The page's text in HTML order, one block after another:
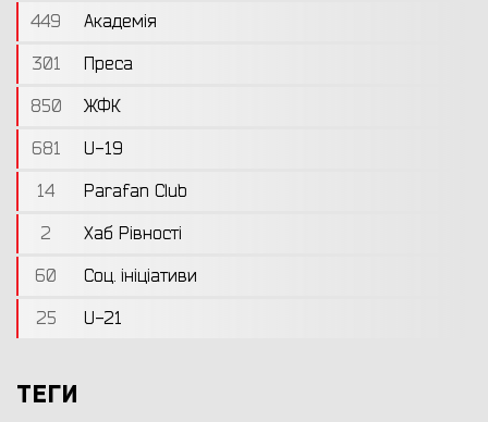
449
Академія
301
Преса
850
ЖФК
681
U-19
14
Parafan Club
2
Хаб Рівності
60
Соц. ініціативи
25
U-21
ТЕГИ